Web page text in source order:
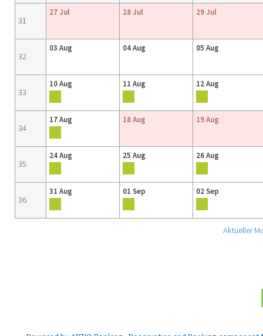
31
27 Jul 28 Jul 29 Jul
32
03 Aug 04 Aug 05 Aug
33
10 Aug 11 Aug 12 Aug
34
17 Aug 18 Aug 19 Aug
35
24 Aug 25 Aug 26 Aug
36
31 Aug 01 Sep 02 Sep
Aktueller